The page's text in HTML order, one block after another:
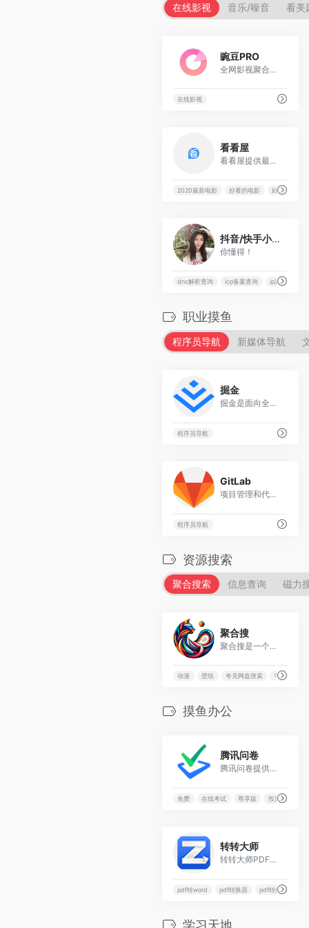
在线影视 音乐/噪音 看美
豌豆PRO
全网影视聚合搜素
在线影视
看看屋
看看屋提供最全的最新电视剧，2020最新电影，韩国电视剧、香港TVB电视剧、日本动漫、日剧、美剧、综艺的在线观看和剧集交流场所，西瓜影音在线观看高清电影，每天第一时间更新，放送好看的迅雷电影下载。
2020最新电影 好看的电影 好看的电视剧
抖音/快手小姐姐
你懂得！
dns解析查询 icp备案查询 ip定位
职业摸鱼
程序员导航 新媒体导航
掘金
掘金是面向全球中文开发者的技术内容分享与交流平台。我们通过技术文章、沸点、课程、直播等产品和服务，打造一个激发开发者创作灵感，激励开发者沉淀分享，陪伴开发者成长的综合类技术社区。
程序员导航
GitLab
项目管理和代码托管平台
程序员导航
资源搜索
聚合搜索 信息查询 磁力
聚合搜
聚合搜是一个便捷万能的网盘资源搜索引擎，支持阿里云盘、百度网盘、夸克网盘、迅雷云盘等主流网盘资源搜索，涵盖电影、电视剧、短剧、动漫、软件、音乐、文档、壁纸、学习资源等全类型资源，给您最好的网盘搜索体验。
动漫 壁纸 夸克网盘搜索 学习资料
摸鱼办公
腾讯问卷
腾讯问卷提供了从问卷设计、数据收集到统计分析的一站式专业调查研究能力，平台还有超百万的在线回答小组成员，可以提供高效、精准的问卷有偿投放服务，已经被广泛应用在调查研究、表单、投票、考试等工作和学习场景，满足政府、企业、学校、团队组织等各类用户数据收集和统计分析的使用需要。腾讯问卷对通用的基础功能是永久免费的，也可以根据自身使用需求选择有更多个性化高级功能和服务的付费高级版、尊享版、旗舰版。
免费 在线考试 尊享版 投票
转转大师
转转大师PDF转换软件是一款在线免费的pdf转word、word转pdf、pdf合并、pdf转jpg图片、pdf转excel、pdf转cad、pdf转ppt、pdf转html等文件格式转换工具,绿色小巧、无需安装.
pdf转word pdf转换器 pdf转换成word
学习天地